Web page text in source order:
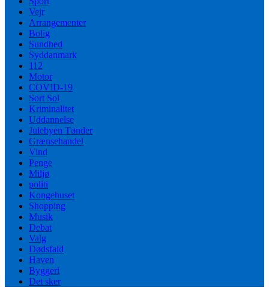
Vejr
Arrangementer
Bolig
Sundhed
Syddanmark
112
Motor
COVID-19
Sort Sol
Kriminalitet
Uddannelse
Julebyen Tønder
Grænsehandel
Vind
Penge
Miljø
politi
Kongehuset
Shopping
Musik
Debat
Valg
Dødsfald
Haven
Byggeri
Det sker